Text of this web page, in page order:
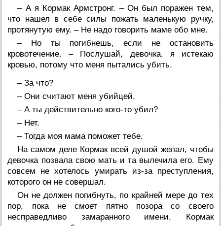
– А я Кормак Армстронг. – Он был поражен тем,
что нашел в себе силы пожать маленькую ручку,
протянутую ему. – Не надо говорить маме обо мне.
– Но ты погибнешь, если не остановить
кровотечение. – Послушай, девочка, я истекаю
кровью, потому что меня пытались убить.
– За что?
– Они считают меня убийцей.
– А ты действительно кого-то убил?
– Нет.
– Тогда моя мама поможет тебе.
На самом деле Кормак всей душой желал, чтобы
девочка позвала свою мать и та вылечила его. Ему
совсем не хотелось умирать из-за преступления,
которого он не совершал.
Он не должен погибнуть, по крайней мере до тех
пор, пока не смоет пятно позора со своего
несправедливо замаранного имени. Кормак